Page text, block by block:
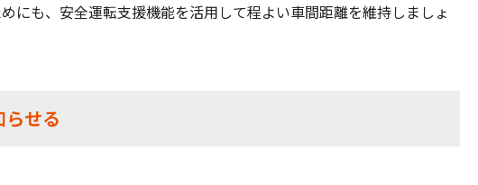
にも、安全運転支援機能を活用して程よい車間距離を維持しましょ
せる